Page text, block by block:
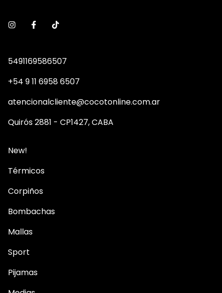
5491169586507
+54 9 11 6958 6507
atencionalcliente@cocotonline.com.ar
Quirós 2881 - CP1427, CABA
New!
Térmicos
Corpiños
Bombachas
Mallas
Sport
Pijamas